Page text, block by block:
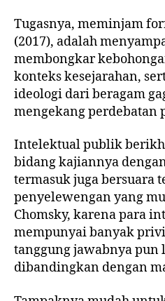
Tugasnya, meminjam
(2017), adalah
membongkar
konteks kesejarahan,
ideologi dari beragam
mengekang perdebatan
Intelektual publik
bidang kajiannya
termasuk juga bersuara
penyelewengan yang
Chomsky, karena para
mempunyai banyak
tanggung jawabnya pun
dibandingkan dengan